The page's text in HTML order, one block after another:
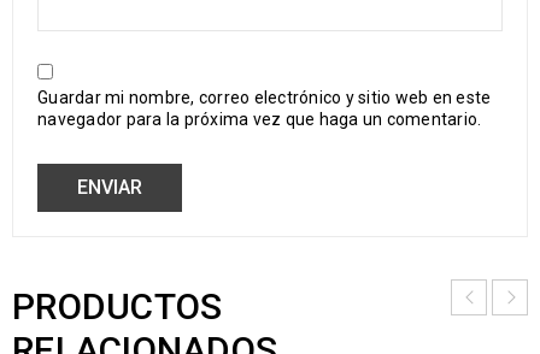
Guardar mi nombre, correo electrónico y sitio web en este
navegador para la próxima vez que haga un comentario.
PRODUCTOS